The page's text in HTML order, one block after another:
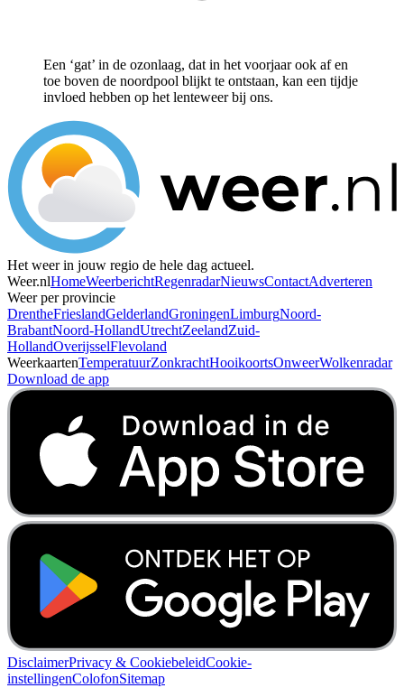
Een ‘gat’ in de ozonlaag, dat in het voorjaar ook af en
toe boven de noordpool blijkt te ontstaan, kan een tijdje
invloed hebben op het lenteweer bij ons.
Het weer in jouw regio de hele dag actueel.
Weer.nlHomeWeerberichtRegenradarNieuwsContactAdverteren
Weer per provincie
DrentheFrieslandGelderlandGroningenLimburgNoord-
BrabantNoord-HollandUtrechtZeelandZuid-
HollandOverijsselFlevoland
WeerkaartenTemperatuurZonkrachtHooikoortsOnweerWolkenradar
Download de app
DisclaimerPrivacy & CookiebeleidCookie-
instellingenColofonSitemap